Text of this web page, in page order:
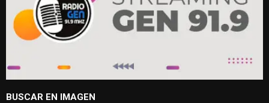
BUSCAR EN IMAGEN